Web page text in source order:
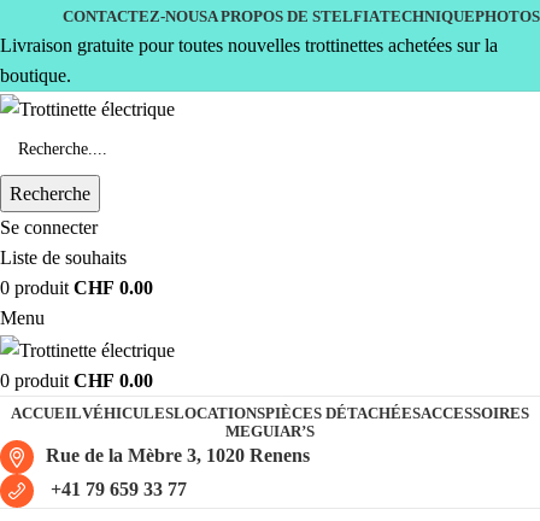
CONTACTEZ-NOUSA PROPOS DE STELFIATECHNIQUEPHOTOS
Livraison gratuite pour toutes nouvelles trottinettes achetées sur la
boutique.
Recherche
Se connecter
Liste de souhaits
0 produit CHF 0.00
Menu
0 produit CHF 0.00
ACCUEILVÉHICULESLOCATIONSPIÈCES DÉTACHÉESACCESSOIRES
MEGUIAR’S
Rue de la Mèbre 3, 1020 Renens
+41 79 659 33 77